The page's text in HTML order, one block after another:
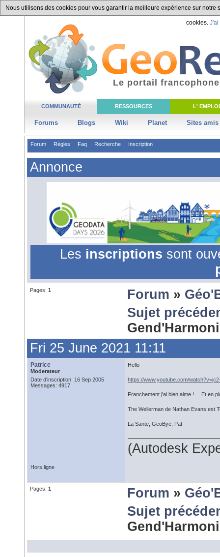
Nous utilisons des cookies pour vous garantir la meilleure expérience sur
cookies. J'ai
COMMUNAUTÉ RESSOURCES L' EMPLOI
Forums Blogs Wiki Planet Sites amis
Le portail
Forum Règles Faq Recherche Inscription
Annonce
Les inscriptions sont
Pages: 1 Forum »
Sujet
Fri 25 June 2021 11:11
Patrice
Moderateur
Date d'inscription: 16 Sep 2005
Messages: 4917
Hello
https://www.youtube.com/
Franchement j'ai bien aime ! ... Et en
The Wellerman de Nathan Evans est
La Sante, GeoBye, Pat
(Autodesk
Hors ligne
Pages: 1 Forum »
Sujet